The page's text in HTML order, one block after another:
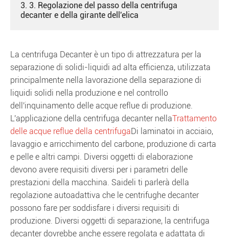
3. 3. Regolazione del passo della centrifuga
decanter e della girante dell'elica
La centrifuga Decanter è un tipo di attrezzatura per la
separazione di solidi-liquidi ad alta efficienza, utilizzata
principalmente nella lavorazione della separazione di
liquidi solidi nella produzione e nel controllo
dell'inquinamento delle acque reflue di produzione.
L'applicazione della centrifuga decanter nellaTrattamento
delle acque reflue della centrifugaDi laminatoi in acciaio,
lavaggio e arricchimento del carbone, produzione di carta
e pelle e altri campi. Diversi oggetti di elaborazione
devono avere requisiti diversi per i parametri delle
prestazioni della macchina. Saideli ti parlerà della
regolazione autoadattiva che le centrifughe decanter
possono fare per soddisfare i diversi requisiti di
produzione. Diversi oggetti di separazione, la centrifuga
decanter dovrebbe anche essere regolata e adattata di